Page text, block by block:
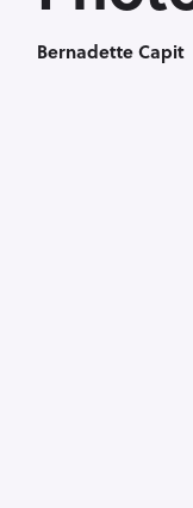
Bernadette Capit